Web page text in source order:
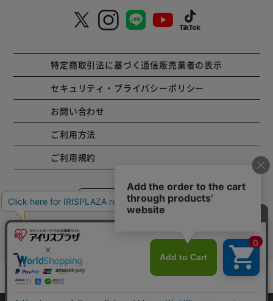
特定商取引法に基づく通信販売業者の表示
セキュリティ・プライバシーポリシー
お問い合わせ
ご利用方法
ご利用規約
コーポレートサイト
Copyright © 2001 IRISPLAZA. ALL Rights Reserved.